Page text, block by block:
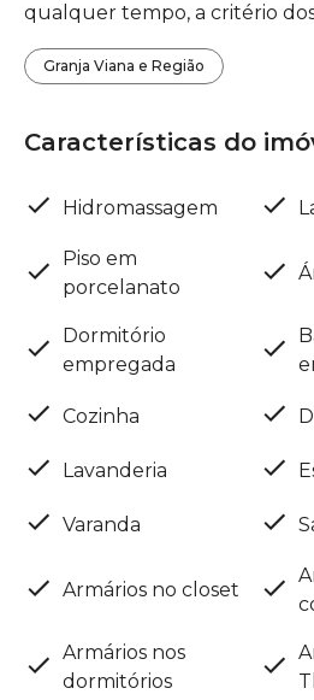
qualquer tempo, a critério
Granja Viana e Região
Características do
Hidromassagem
Piso em
porcelanato
Dormitório
empregada
Cozinha
Lavanderia
Varanda
Armários no closet
Armários nos
dormitórios